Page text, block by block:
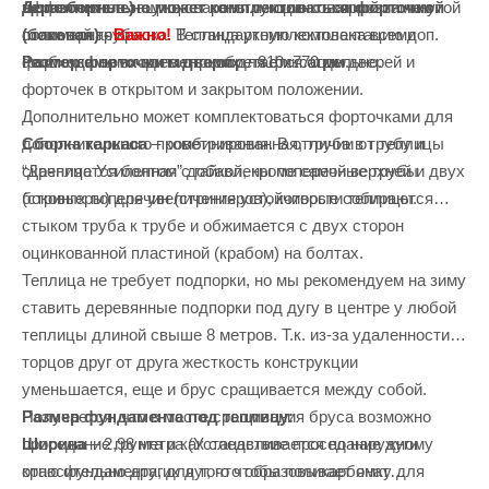
эффективнее защищает конструкцию от коррозии чем
полимерная краска. Теплица укомплектована всеми
необходимыми элементами для фиксации дверей и
форточек в открытом и закрытом положении.
Дополнительно может комплектоваться форточками для
дополнительного проветривания. В отличии от теплицы
“Дачница Усиленная” добавлены поперечные трубы
(стрингеры) для увеличения устойчивости теплицы.
неразборные)– уже сварены из оцинкованной замкнутой
стальной трубы.
Размер форточки в дверях– 810х770 мм.
Дополнительно может комплектоваться форточкой
(боковая) -Важно! В стандартную комплектацию доп.
форточка не входит и приобретается отдельно.
Сборка каркаса – комбинированная, труба в трубу и
скрепляется болтом с гайкой, кроме самой верхней и двух
боковых поперечин (стрингеров), которые собираются
стыком труба к трубе и обжимается с двух сторон
оцинкованной пластиной (крабом) на болтах.
Теплица не требует подпорки, но мы рекомендуем на зиму
ставить деревянные подпорки под дугу в центре у любой
теплицы длиной свыше 8 метров. Т.к. из-за удаленности
торцов друг от друга жесткость конструкции
уменьшается, еще и брус сращивается между собой.
Получается, что в месте сращивания бруса возможно
проседание грунта и как следствие проседание дуги
относительно других дуг, что образовывает ямку для
Размер фундамента под теплицу:
Ширина– 2,98 метра (Устанавливается по наружному
краю фундамента, для того чтобы поликарбонат